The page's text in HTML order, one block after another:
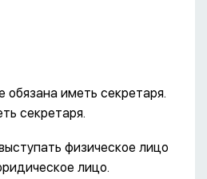
обязана иметь секретаря.
секретаря.
физическое лицо
лицо.